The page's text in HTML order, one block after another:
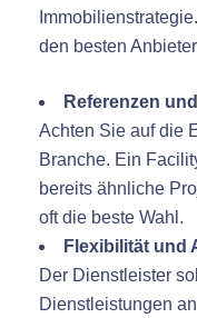
den besten
Referenzen
Achten Sie auf die
Branche. Ein
bereits ähnliche
oft die beste Wahl.
Flexibilität und
Der Dienstleister
Dienstleistungen